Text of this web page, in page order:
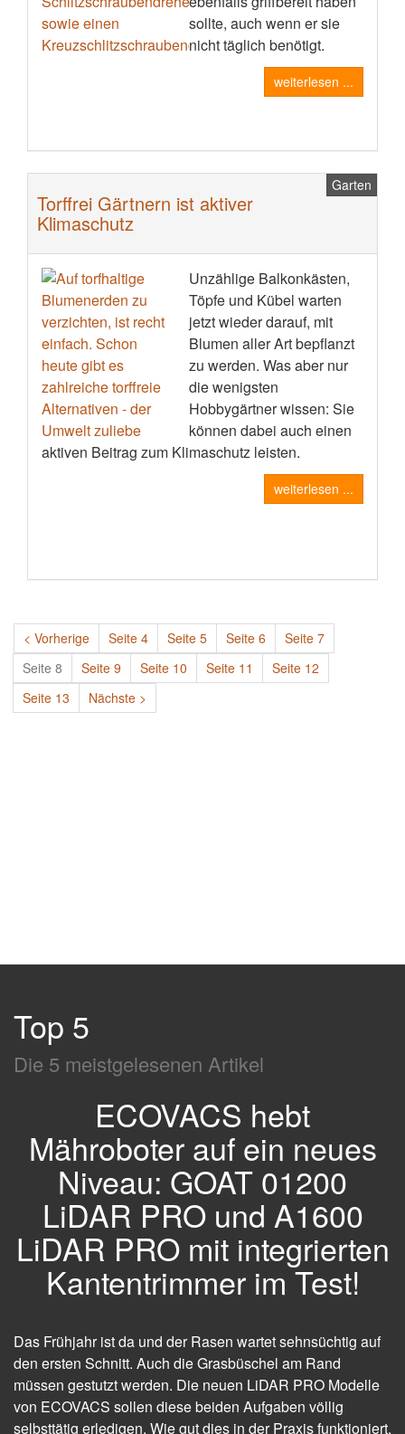
sollte, auch wenn er sie
nicht täglich benötigt.
weiterlesen ...
Garten
Torffrei Gärtnern ist aktiver
Klimaschutz
Unzählige Balkonkästen,
Töpfe und Kübel warten
jetzt wieder darauf, mit
Blumen aller Art bepflanzt
zu werden. Was aber nur
die wenigsten
Hobbygärtner wissen: Sie
können dabei auch einen
aktiven Beitrag zum Klimaschutz leisten.
weiterlesen ...
< Vorherige Seite 4 Seite 5 Seite 6
Seite 7
Seite 8
Seite 9 Seite 10 Seite 11
Seite 12
Seite 13
Nächste >
Top 5
Die 5 meistgelesenen Artikel
ECOVACS hebt
Mähroboter auf ein neues
Niveau: GOAT 01200
LiDAR PRO und A1600
LiDAR PRO mit integrierten
Kantentrimmer im Test!
Das Frühjahr ist da und der Rasen wartet sehnsüchtig auf
den ersten Schnitt. Auch die Grasbüschel am Rand
müssen gestutzt werden. Die neuen LiDAR PRO Modelle
von ECOVACS sollen diese beiden Aufgaben völlig
selbsttätig erledigen. Wie gut dies in der Praxis funktioniert,